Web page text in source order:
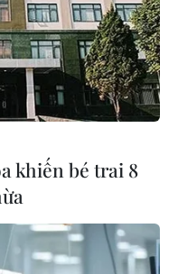
với
khiến bé trai 8